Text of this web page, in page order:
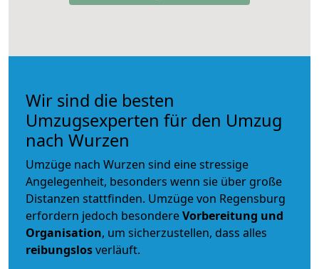
Wir sind die besten
Umzugsexperten für den Umzug
nach Wurzen
Umzüge nach Wurzen sind eine stressige
Angelegenheit, besonders wenn sie über große
Distanzen stattfinden. Umzüge von Regensburg
erfordern jedoch besondereVorbereitung und
Organisation, um sicherzustellen, dass alles
reibungslosverläuft.